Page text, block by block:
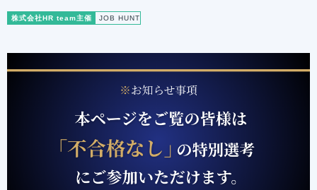
株式会社HR team主催 JOB HUNT